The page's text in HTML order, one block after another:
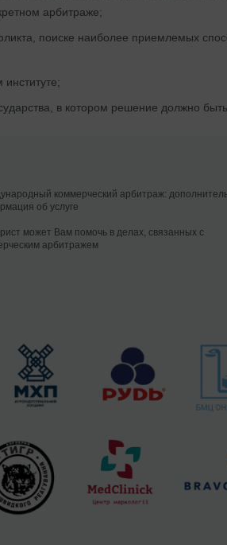
арбитраже;
поиске наиболее приемлемых
в котором решение должно
коммерческий арбитраж:
об услуге
может Вам помочь в делах, связанных с
арбитражем